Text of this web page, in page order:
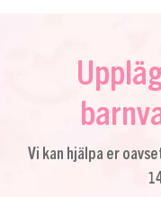
Vi kan hjälpa er